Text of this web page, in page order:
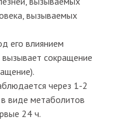
вызываемых
его влиянием
сокращение
через 1-2
виде метаболитов
24 ч.